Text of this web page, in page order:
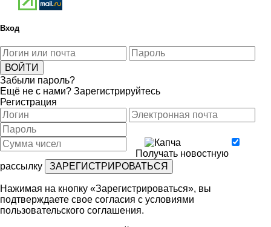
Вход
Забыли пароль?
Ещё не с нами? Зарегистрируйтесь
Регистрация
Получать новостную
рассылку
Нажимая на кнопку «Зарегистрироваться», вы
подтверждаете свое согласия с условиями
пользовательского соглашения.